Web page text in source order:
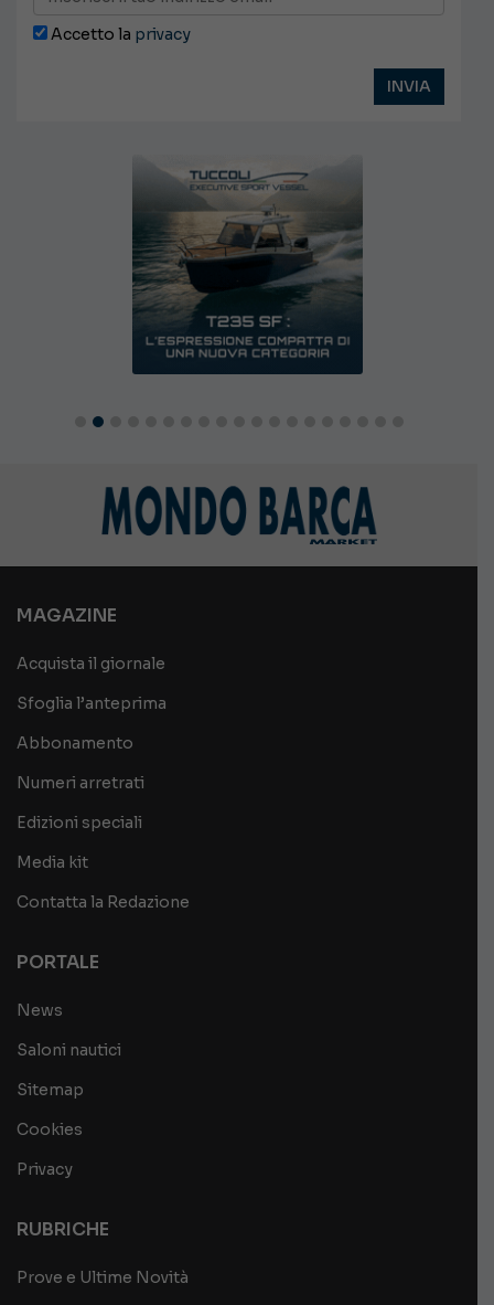
Accetto la privacy
MAGAZINE
Acquista il giornale
Sfoglia l’anteprima
Abbonamento
Numeri arretrati
Edizioni speciali
Media kit
Contatta la Redazione
PORTALE
News
Saloni nautici
Sitemap
Cookies
Privacy
RUBRICHE
Prove e Ultime Novità